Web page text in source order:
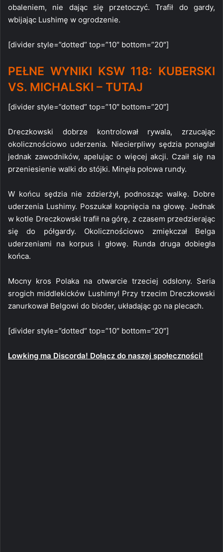
obaleniem, nie dając się przetoczyć. Trafił do gardy,
wbijając Lushimę w ogrodzenie.
[divider style=”dotted” top=”10″ bottom=”20″]
PEŁNE WYNIKI KSW 118: KUBERSKI
VS. MICHALSKI – TUTAJ
[divider style=”dotted” top=”10″ bottom=”20″]
Dreczkowski dobrze kontrolował rywala, zrzucając
okolicznościowo uderzenia. Niecierpliwy sędzia ponaglał
jednak zawodników, apelując o więcej akcji. Czaił się na
przeniesienie walki do stójki. Minęła połowa rundy.
W końcu sędzia nie zdzierżył, podnosząc walkę. Dobre
uderzenia Lushimy. Poszukał kopnięcia na głowę. Jednak
w kotle Dreczkowski trafił na górę, z czasem przedzierając
się do półgardy. Okolicznościowo zmiękczał Belga
uderzeniami na korpus i głowę. Runda druga dobiegła
końca.
Mocny kros Polaka na otwarcie trzeciej odsłony. Seria
srogich middlekicków Lushimy! Przy trzecim Dreczkowski
zanurkował Belgowi do bioder, układając go na plecach.
[divider style=”dotted” top=”10″ bottom=”20″]
Lowking ma Discorda! Dołącz do naszej społeczności!